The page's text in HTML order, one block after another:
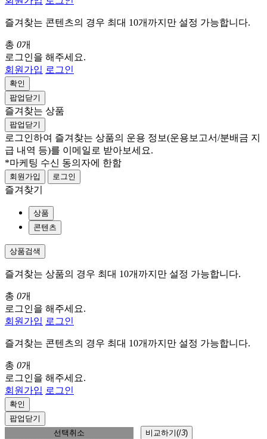
즐겨찾는 콘텐츠의 경우 최대 10개까지만 설정 가능합니다.
총 0개
로그인을 해주세요.
회원가입 로그인
확인
팝업닫기
즐겨찾는 상품
팝업닫기
로그인하여 즐겨찾는 상품의 운용 정보(운용보고서/분배금 지
급 내역 등)를 이메일로 받아보세요.
*마케팅 수신 동의자에 한함
회원가입 로그인
즐겨찾기
상품
콘텐츠
상품검색
즐겨찾는 상품의 경우 최대 10개까지만 설정 가능합니다.
총 0개
로그인을 해주세요.
회원가입 로그인
즐겨찾는 콘텐츠의 경우 최대 10개까지만 설정 가능합니다.
총 0개
로그인을 해주세요.
회원가입 로그인
확인
팝업닫기
선택취소
비교하기(/3)